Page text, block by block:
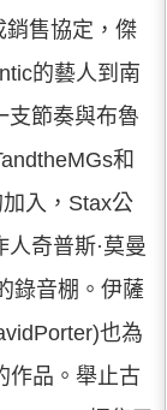
銷售協定，傑
的藝人到南
支節奏與布魯
和
入，Stax公
奇普斯·莫曼
錄音棚。伊薩
也為
作品。舉止古